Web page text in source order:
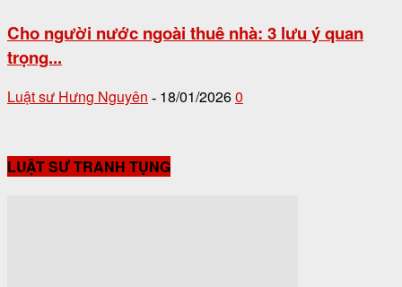
Cho người nước ngoài thuê nhà: 3 lưu ý quan
trọng...
Luật sư Hưng Nguyên - 18/01/20260
LUẬT SƯ TRANH TỤNG